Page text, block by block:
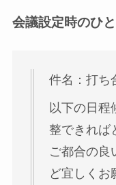
会議設定時のひ
件名：打ち
以下の日程
整できれば
ご都合の良
ど宜しくお